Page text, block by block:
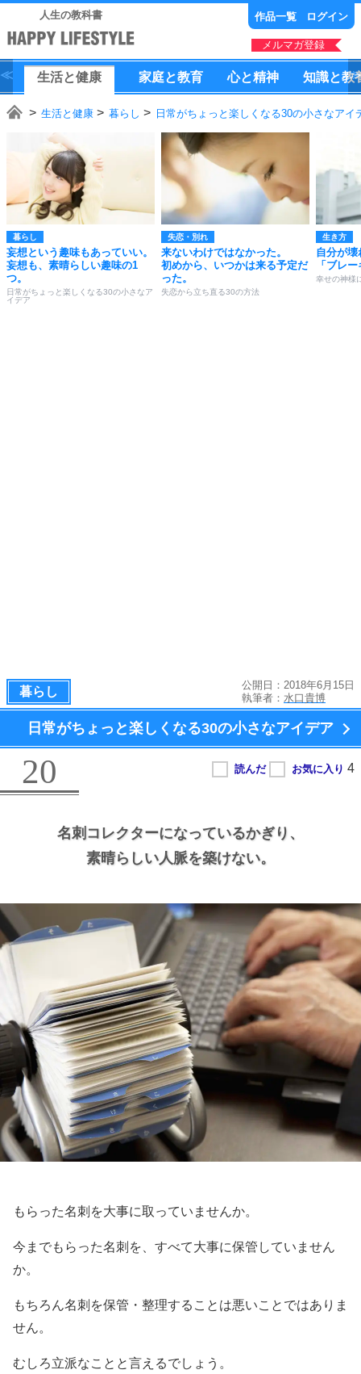
人生の教科書 作品一覧 ログイン
メルマガ登録
生活と健康 家庭と教育 心と精神 知識と教
生活と健康 暮らし 日常がちょっと楽しくなる30の小さなアイ
暮らし
妄想という趣味もあっていい。
妄想も、素晴らしい趣味の1
つ。
日常がちょっと楽しくなる30の小さなア
イデア
失恋・別れ
来ないわけではなかった。
初めから、いつかは来る予定だ
った。
失恋から立ち直る30の方法
生き方
自分が
「ブレ
幸せの神様
暮らし
公開日：2018年6月15日
執筆者： 水口貴博
日常がちょっと楽しくなる30の小さなアイデア
20
名刺コレクターになっているかぎり、
素晴らしい人脈を築けない。
もらった名刺を大事に取っていませんか。
今までもらった名刺を、すべて大事に保管していません
か。
もちろん名刺を保管・整理することは悪いことではありま
せん。
むしろ立派なことと言えるでしょう。